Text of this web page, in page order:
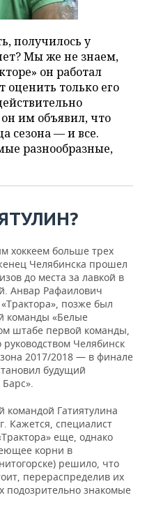
получилось у
Мы же не знаем,
он работал
оценить только его
им объявил, что
сезона — и все.
разнообразные,
хоккеем больше трех
Челябинска прошел
до места за лавкой в
Анвар Рафаилович
позже был
команды «Белые
штабе первой команды,
Челябинск
2017/2018 — в финале
будущий
командой Гатиятулина
Кажется, специалист
еще, однако
корни в
решило, что
перераспределив их
знакомые